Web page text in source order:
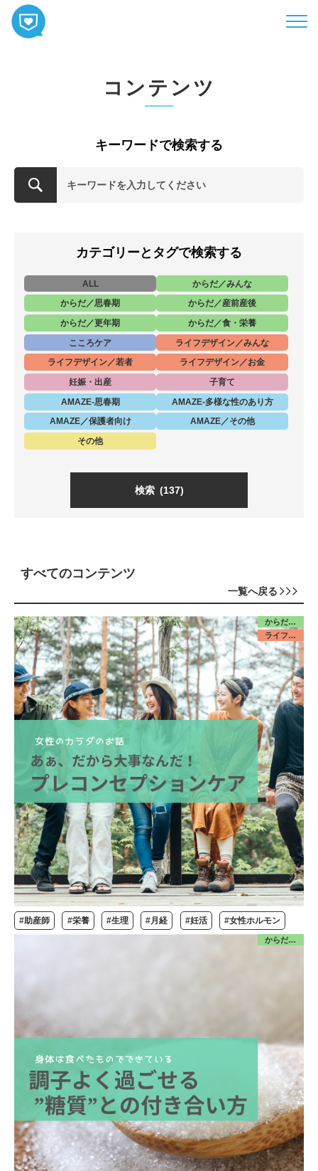
お知らせ
コンテンツ
キーワードで検索する
カテゴリーとタグで検索する
ALL
からだ／みんな
からだ／思春期
からだ／産前産後
からだ／更年期
からだ／食・栄養
こころケア
ライフデザイン／みんな
ライフデザイン／若者
ライフデザイン／お金
妊娠・出産
子育て
AMAZE-思春期
AMAZE-多様な性のあり方
AMAZE／保護者向け
AMAZE／その他
その他
検索 (137)
すべてのコンテンツ
一覧へ戻る
からだ／思春期
ライフデザイン／若者
#助産師 #栄養 #生理 #月経 #妊活 #女性ホルモン
からだ／食・栄養